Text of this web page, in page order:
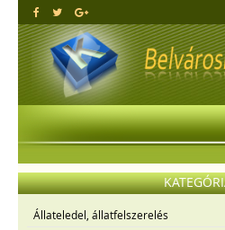
Állateledel, állatfelszerelés